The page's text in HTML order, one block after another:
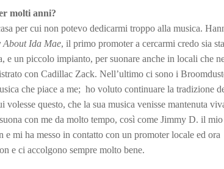
molti anni?
per cui non potevo dedicarmi troppo alla musica.
About Ida Mae, il primo promoter a cercarmi credo sia
e un piccolo impianto, per suonare anche in locali che
con Cadillac Zack. Nell’ultimo ci sono i
che piace a me; ho voluto continuare la tradizione
questo, che la sua musica venisse mantenuta
con me da molto tempo, così come Jimmy D. il mio
mi ha messo in contatto con un promoter locale ed ora
e ci accolgono sempre molto bene.